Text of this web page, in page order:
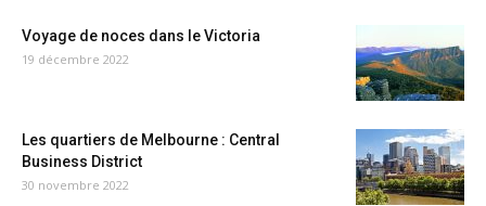
Voyage de noces dans le Victoria
19 décembre 2022
Les quartiers de Melbourne : Central
Business District
30 novembre 2022